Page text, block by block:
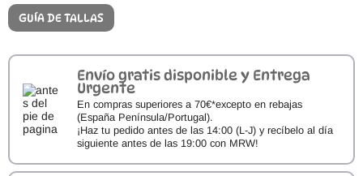
GUÍA DE TALLAS
Envío gratis disponible y Entrega
Urgente
En compras superiores a 70€*excepto en rebajas
(España Península/Portugal).
¡Haz tu pedido antes de las 14:00 (L-J) y recíbelo al día
siguiente antes de las 19:00 con MRW!